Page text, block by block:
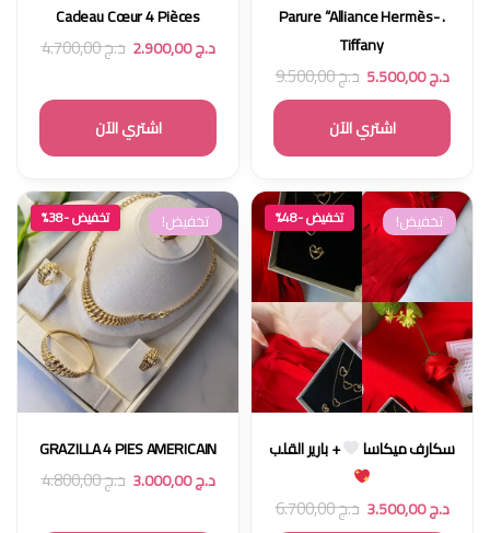
. Parure “Alliance Hermès-
Tiffany
د.ج5.500,00 د.ج9.500,00
اشتري الآن
Cadeau Cœur 4 Pièces
د.ج2.900,00 د.ج4.700,00
اشتري الآن
تخفيض! تخفيض -48%
سكارف ميكاسا + بارير القلب
د.ج3.500,00 د.ج6.700,00
تخفيض! تخفيض -38%
GRAZILLA 4 PIES AMERICAIN
د.ج3.000,00 د.ج4.800,00